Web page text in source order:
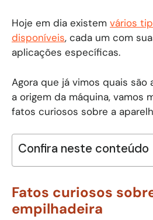
Hoje em dia existem vários
disponíveis, cada um com
aplicações específicas.
Agora que já vimos quais são
a origem da máquina, vamos
fatos curiosos sobre a
Confira neste conteúdo
Fatos curiosos
empilhadeira